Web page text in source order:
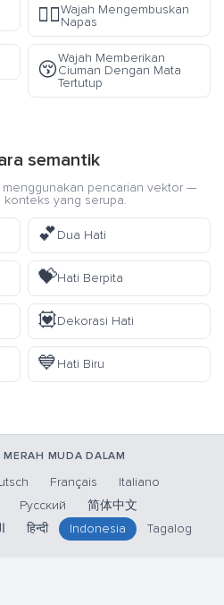
😮‍💨Wajah Mengembuskan
Napas
😚
Wajah Memberikan
Ciuman Dengan Mata
Tertutup
semantik
pencarian vektor —
yang serupa.
💕Dua Hati
💝Hati Berpita
💟Dekorasi Hati
💙Hati Biru
MUDA DALAM
Français
Italiano
Русский
简体中文
हिन्दी Indonesia Tagalog